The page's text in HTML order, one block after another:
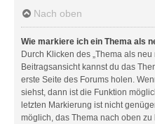
Nach oben
Wie markiere ich ein Thema als
Durch Klicken des „Thema als
Beitragsansicht kannst du das
erste Seite des Forums holen.
siehst, dann ist die Funktion
letzten Markierung ist nicht
möglich, das Thema nach oben